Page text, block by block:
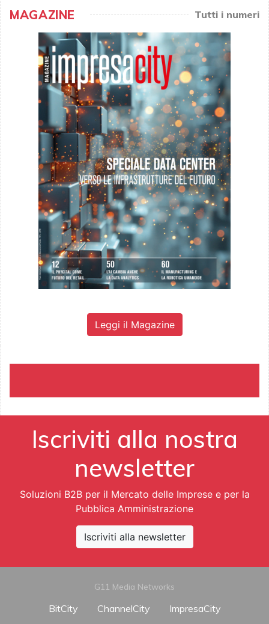
MAGAZINE Tutti i numeri
Leggi il Magazine
Iscriviti alla nostra
newsletter
Soluzioni B2B per il Mercato delle Imprese e per la
Pubblica Amministrazione
Iscriviti alla newsletter
G11 Media Networks
BitCity ChannelCity
ImpresaCity